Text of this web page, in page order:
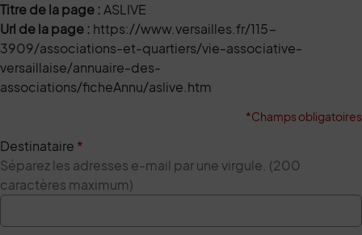
Titre de la page : ASLIVE
Url de la page : https://www.versailles.fr/115-
3909/associations-et-quartiers/vie-associative-
versaillaise/annuaire-des-
associations/ficheAnnu/aslive.htm
*Champs obligatoires
Destinataire *
Séparez les adresses e-mail par une virgule. (200
caractères maximum)